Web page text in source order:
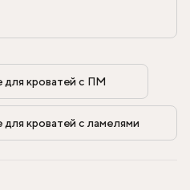
для кроватей с ПМ